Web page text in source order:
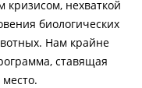
кризисом, нехваткой
биологических
Нам крайне
ставящая